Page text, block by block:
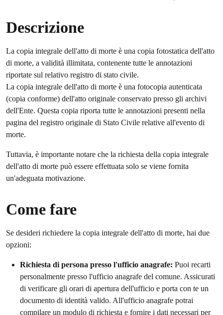
Descrizione
La copia integrale dell'atto di morte è una copia fotostatica dell'atto
di morte, a validità illimitata, contenente tutte le annotazioni
riportate sul relativo registro di stato civile.
La copia integrale dell'atto di morte è una fotocopia autenticata
(copia conforme) dell'atto originale conservato presso gli archivi
dell'Ente. Questa copia riporta tutte le annotazioni presenti nella
pagina del registro originale di Stato Civile relative all'evento di
morte.
Tuttavia, è importante notare che la richiesta della copia integrale
dell'atto di morte può essere effettuata solo se viene fornita
un'adeguata motivazione.
Come fare
Se desideri richiedere la copia integrale dell'atto di morte, hai due
opzioni:
Richiesta di persona presso l'ufficio anagrafe: Puoi recarti
personalmente presso l'ufficio anagrafe del comune. Assicurati
di verificare gli orari di apertura dell'ufficio e porta con te un
documento di identità valido. All'ufficio anagrafe potrai
compilare un modulo di richiesta e fornire i dati necessari per